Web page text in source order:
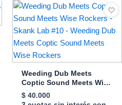
Weeding Dub Meets
Coptic Sound Meets Wise
Rockers – Skank Lab #10
– Weeding Dub Meets
$40.000